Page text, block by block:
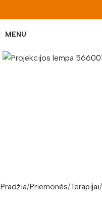
MENU
Pradžia Priemonės Terapijai